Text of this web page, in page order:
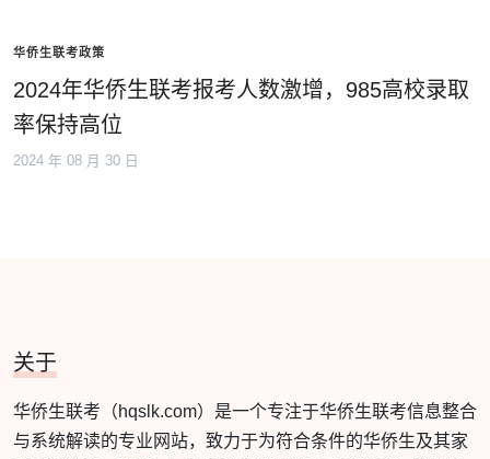
华侨生联考政策
2024年华侨生联考报考人数激增，985高校录取
率保持高位
2024 年 08 月 30 日
关于
华侨生联考（hqslk.com）是一个专注于华侨生联考信息整合
与系统解读的专业网站，致力于为符合条件的华侨生及其家